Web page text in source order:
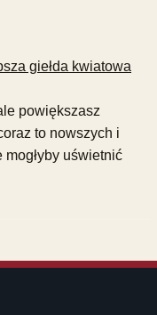
giełda kwiatowa
powiększasz
to nowszych i
uświetnić